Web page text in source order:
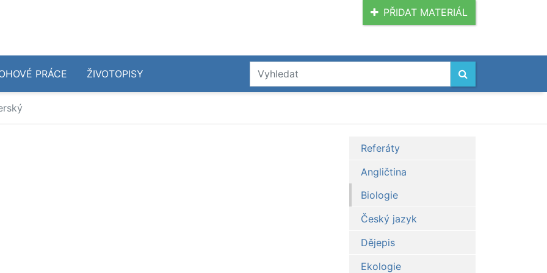
PŘIDAT MATERIÁL
PRÁCE ŽIVOTOPISY
Referáty
Angličtina
Biologie
Český jazyk
Dějepis
Ekologie